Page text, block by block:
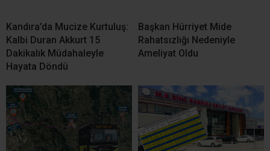
Kandıra’da Mucize Kurtuluş:
Kalbi Duran Akkurt 15
Dakikalık Müdahaleyle
Hayata Döndü
Başkan Hürriyet Mide
Rahatsızlığı Nedeniyle
Ameliyat Oldu